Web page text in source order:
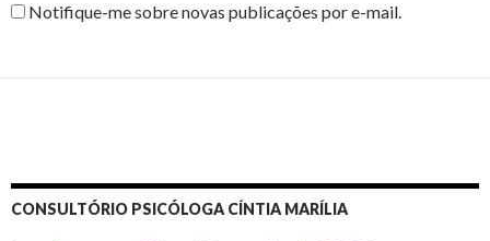
Notifique-me sobre novas publicações por e-mail.
CONSULTÓRIO PSICÓLOGA CÍNTIA MARÍLIA